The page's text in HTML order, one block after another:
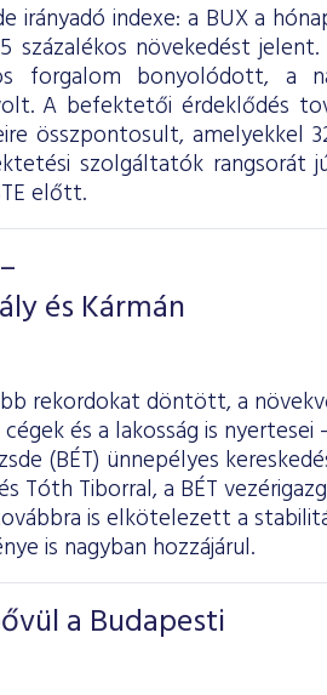
indexe: a BUX a
növekedést jelent.
forgalom bonyolódott, a
A befektetői érdeklődés
összpontosult, amelyekkel
szolgáltatók rangsorát
előtt.
és Kármán
rekordokat döntött, a
és a lakosság is
(BÉT) ünnepélyes
Tóth Tiborral, a BÉT
is elkötelezett a
is nagyban hozzájárul.
a Budapesti